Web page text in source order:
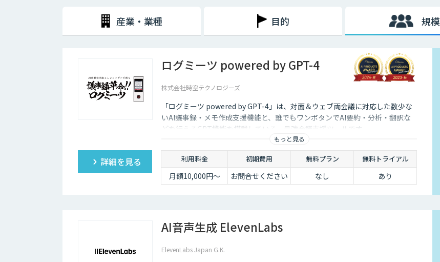
産業・業種 目的 規模
ログミーツ powered by GPT-4
株式会社時空テクノロジーズ
「ログミーツ powered by GPT-4」は、対面＆ウェブ両会議に対応した数少な
いAI議事録・メモ作成支援機能と、誰でもワンボタンでAI要約・分析・翻訳な
どを行えるGPT機能を搭載している、最強会議支援ツールです。
もっと見る
詳細を見る 利用料金 初期費用 無料プラン 無料トライアル
月額10,000円～ お問合せください なし あり
AI音声生成 ElevenLabs
ElevenLabs Japan G.K.